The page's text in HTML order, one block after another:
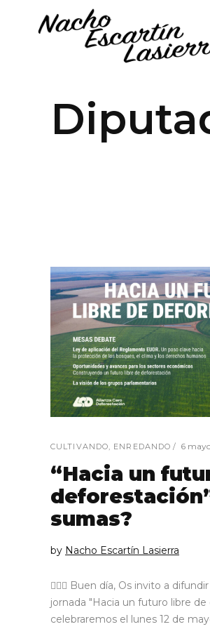
CULTIVANDO, ENREDANDO 6
“Hacia un
sumas?
by Nacho Escartín Lasierra
🙋🏼‍♂️ Buen día, Os invito a
jornada "Hacia un futuro libre
celebraremos el lunes 12 de